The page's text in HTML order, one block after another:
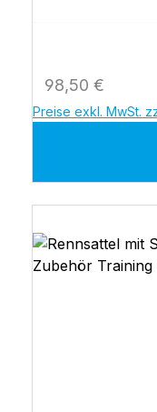
Regulärer Preis:
98,50 €
Preise exkl. MwSt.